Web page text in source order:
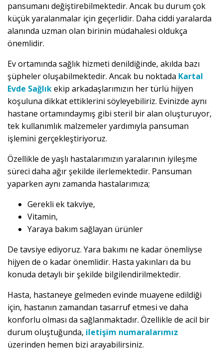
pansumanı değiştirebilmektedir. Ancak bu durum çok
küçük yaralanmalar için geçerlidir. Daha ciddi yaralarda
alanında uzman olan birinin müdahalesi oldukça
önemlidir.
Ev ortamında sağlık hizmeti denildiğinde, akılda bazı
şüpheler oluşabilmektedir. Ancak bu noktada Kartal
Evde Sağlıkekip arkadaşlarımızın her türlü hijyen
koşuluna dikkat ettiklerini söyleyebiliriz. Evinizde aynı
hastane ortamındaymış gibi steril bir alan oluşturuyor,
tek kullanımlık malzemeler yardımıyla pansuman
işlemini gerçekleştiriyoruz.
Özellikle de yaşlı hastalarımızın yaralarının iyileşme
süreci daha ağır şekilde ilerlemektedir. Pansuman
yaparken aynı zamanda hastalarımıza;
Gerekli ek takviye,
Vitamin,
Yaraya bakım sağlayan ürünler
De tavsiye ediyoruz. Yara bakımı ne kadar önemliyse
hijyen de o kadar önemlidir. Hasta yakınları da bu
konuda detaylı bir şekilde bilgilendirilmektedir.
Hasta, hastaneye gelmeden evinde muayene edildiği
için, hastanın zamandan tasarruf etmesi ve daha
konforlu olması da sağlanmaktadır. Özellikle de acil bir
durum oluştuğunda, iletişim numaralarımız
üzerinden hemen bizi arayabilirsiniz.